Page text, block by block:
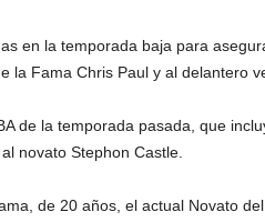
en la temporada baja para
la Fama Chris Paul y al delantero
de la temporada pasada, que
novato Stephon Castle.
de 20 años, el actual Novato